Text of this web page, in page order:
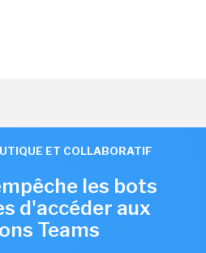
ET COLLABORATIF
les bots
d'accéder aux
Teams